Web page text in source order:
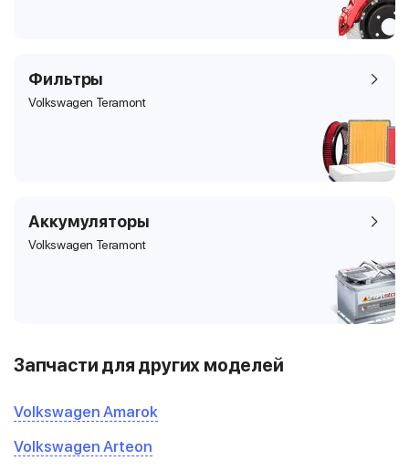
Фильтры
Volkswagen Teramont
Аккумуляторы
Volkswagen Teramont
Запчасти для других моделей
Volkswagen Amarok
Volkswagen Arteon